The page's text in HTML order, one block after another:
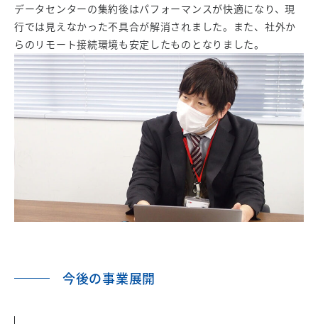
データセンターの集約後はパフォーマンスが快適になり、現
行では見えなかった不具合が解消されました。また、社外か
らのリモート接続環境も安定したものとなりました。
今後の事業展開